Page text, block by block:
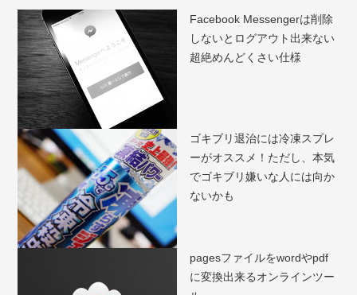
Facebook Messengerは削除
しないとログアウト出来ない
超絶めんどくさい仕様
ゴキブリ退治には冷凍スプレ
ーがオススメ！ただし、本気
でゴキブリ嫌いな人には向か
ないかも
pagesファイルをwordやpdf
に変換出来るオンラインツー